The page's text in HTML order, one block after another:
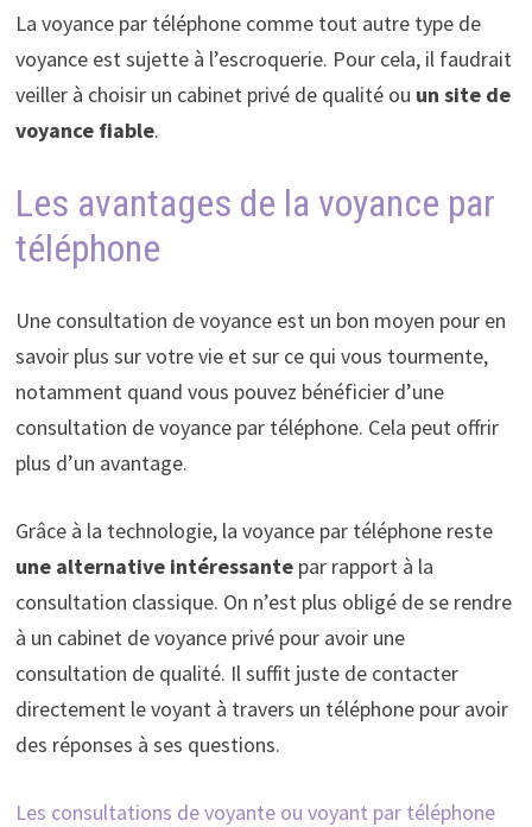
La voyance par téléphone comme tout autre type de
voyance est sujette à l’escroquerie. Pour cela, il faudrait
veiller à choisir un cabinet privé de qualité ou un site de
voyance fiable.
Les avantages de la voyance par
téléphone
Une consultation de voyance est un bon moyen pour en
savoir plus sur votre vie et sur ce qui vous tourmente,
notamment quand vous pouvez bénéficier d’une
consultation de voyance par téléphone. Cela peut offrir
plus d’un avantage.
Grâce à la technologie, la voyance par téléphone reste
une alternative intéressantepar rapport à la
consultation classique. On n’est plus obligé de se rendre
à un cabinet de voyance privé pour avoir une
consultation de qualité. Il suffit juste de contacter
directement le voyant à travers un téléphone pour avoir
des réponses à ses questions.
Les consultations de voyante ou voyant par téléphone